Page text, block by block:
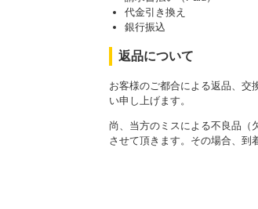
代金引き換え
銀行振込
返品について
お客様のご都合による返品、交
い申し上げます。
尚、当方のミスによる不良品（
させて頂きます。その場合、到